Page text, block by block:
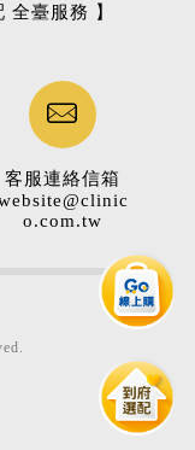
臺服務 】
客服連絡信箱
o.com.tw